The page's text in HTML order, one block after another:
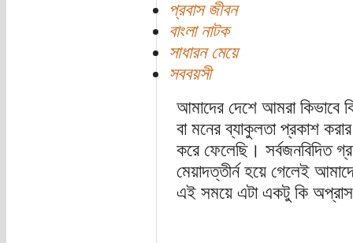
প্রবাস জীবন
বাংলা নাটক
সাধারন মেয়ে
সববয়সী
আমাদের দেশে আমরা কিভাবে
বা মনের ব্যাকুলতা প্রকাশ
করে ফেলেছি। সর্বজনবিদিত
মেয়াদত্তীর্ন হয়ে গেলেই
এই সময়ে এটা একটু কি